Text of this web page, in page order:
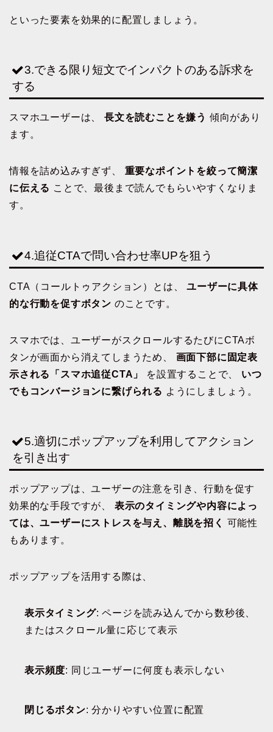
といった要素を効果的に配置しましょう。
3.できる限り短文でインパクトのある訴求を
する
スマホユーザーは、 長文を読むことを嫌う 傾向があり
ます。
情報を詰め込みすぎず、 重要なポイントを絞って簡潔
に伝える ことで、最後まで読んでもらいやすくなりま
す。
4.追従CTAで問い合わせ率UPを狙う
CTA（コールトゥアクション）とは、ユーザーに具体
的な行動を促すボタン のことです。
スマホでは、ユーザーがスクロールするたびにCTAボ
タンが画面から消えてしまうため、 画面下部に固定表
示される「スマホ追従CTA」
を設置することで、 いつ
でもコンバージョンに繋げられる ようにしましょう。
5.適切にポップアップを利用してアクション
を引き出す
ポップアップは、ユーザーの注意を引き、行動を促す
効果的な手段ですが、 表示のタイミングや内容によっ
ては、ユーザーにストレスを与え、離脱を招く
可能性
もあります。
ポップアップを活用する際は、
表示タイミング: ページを読み込んでから数秒後、
またはスクロール量に応じて表示
表示頻度: 同じユーザーに何度も表示しない
閉じるボタン: 分かりやすい位置に配置